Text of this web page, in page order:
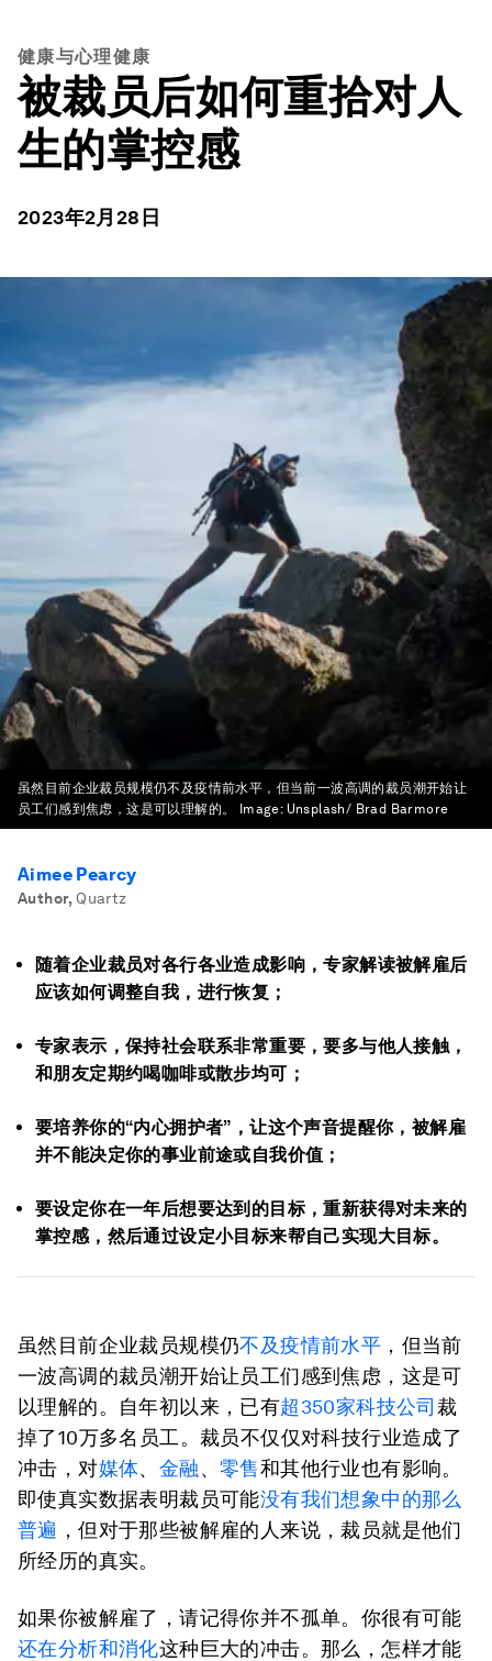
健康与心理健康
被裁员后如何重拾对人
生的掌控感
2023年2月28日
虽然目前企业裁员规模仍不及疫情前水平，但当前一波高调的裁员潮开始让
员工们感到焦虑，这是可以理解的。
Image: Unsplash/ Brad Barmore
Aimee Pearcy
Author, Quartz
随着企业裁员对各行各业造成影响，专家解读被解雇后
应该如何调整自我，进行恢复；
专家表示，保持社会联系非常重要，要多与他人接触，
和朋友定期约喝咖啡或散步均可；
要培养你的“内心拥护者”，让这个声音提醒你，被解雇
并不能决定你的事业前途或自我价值；
要设定你在一年后想要达到的目标，重新获得对未来的
掌控感，然后通过设定小目标来帮自己实现大目标。
虽然目前企业裁员规模仍不及疫情前水平 ，但当前
一波高调的裁员潮开始让员工们感到焦虑，这是可
以理解的。自年初以来，已有超350家科技公司 裁
掉了10万多名员工。裁员不仅仅对科技行业造成了
冲击，对媒体、 金融、零售和其他行业也有影响。
即使真实数据表明裁员可能没有我们想象中的那么
普遍 ，但对于那些被解雇的人来说，裁员就是他们
所经历的真实。
如果你被解雇了，请记得你并不孤单。你很有可能
还在分析和消化这种巨大的冲击。那么，怎样才能